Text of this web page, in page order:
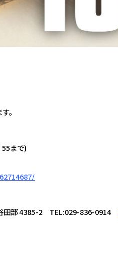
。
まで)
田部 4385-2 TEL:029-836-0914